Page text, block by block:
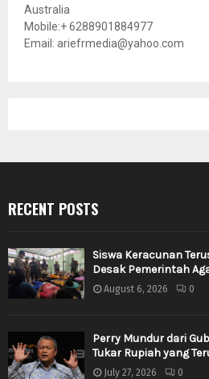
Australia
Mobile:+ 6288901884977
Email: ariefrmedia@yahoo.com
RECENT POSTS
Siswa Keracunan
Desak Pemerintah
August 6, 2026 0
Perry Mundur dari
Tukar Rupiah yang
July 27, 2026 0